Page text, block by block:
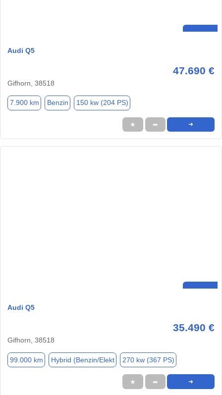
Audi Q5
47.690 €
Gifhorn, 38518
7.900 km Benzin 150 kw (204 PS)
★ ➦ ➜
Audi Q5
35.490 €
Gifhorn, 38518
99.000 km Hybrid (Benzin/Elekt 270 kw (367 PS)
★ ➦ ➜